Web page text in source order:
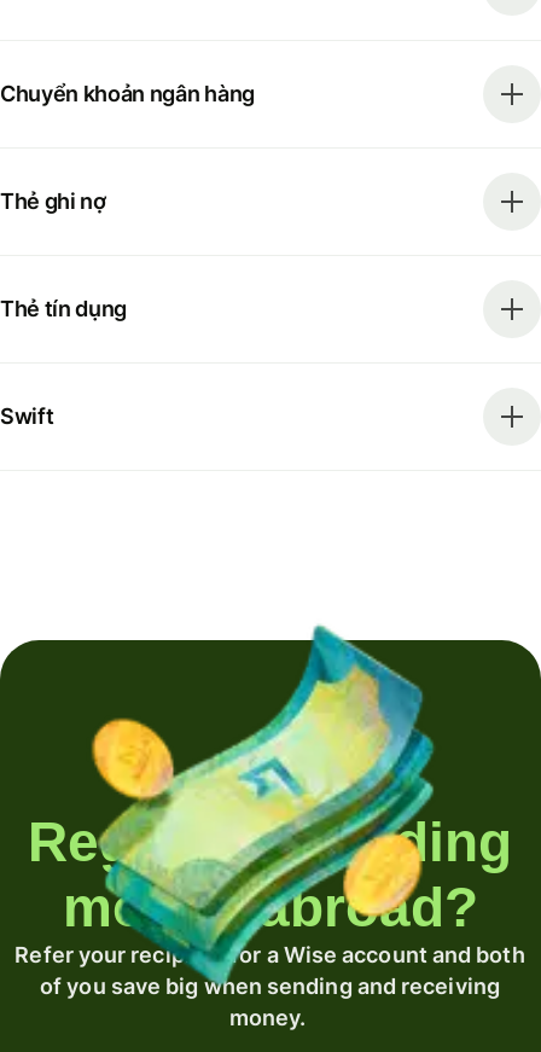
Chuyển khoản ngân hàng
Thẻ ghi nợ
Thẻ tín dụng
Swift
Regularly sending
money abroad?
Refer your recipient for a Wise account and both
of you save big when sending and receiving
money.